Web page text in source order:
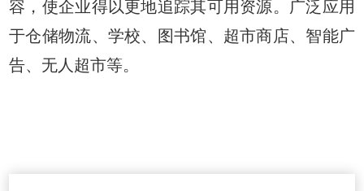
容，使企业得以更地追踪其可用资源。广泛应用
于仓储物流、学校、图书馆、超市商店、智能广
告、无人超市等。